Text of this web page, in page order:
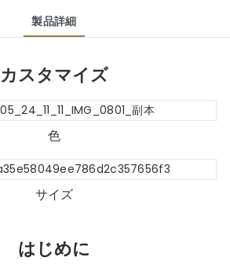
製品詳細
カスタマイズ
色
サイズ
はじめに